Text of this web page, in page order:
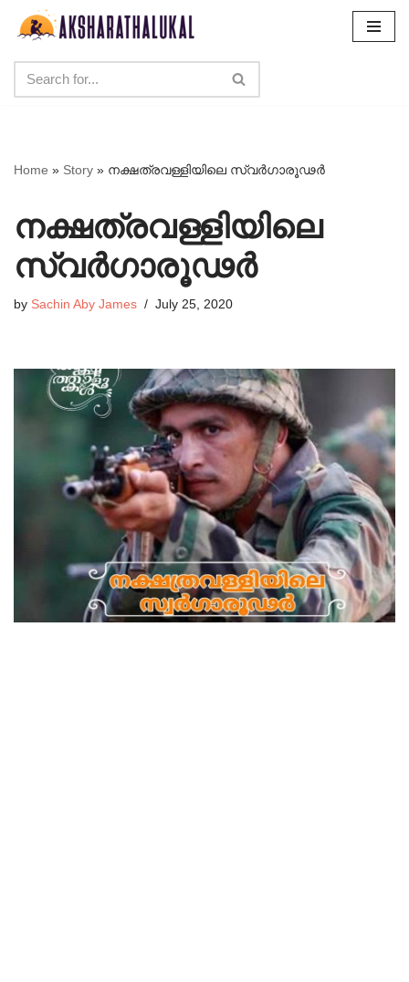
content
Home » Story » നക്ഷത്രവള്ളിയിലെ സ്വർഗാരൂഢർ
നക്ഷത്രവള്ളിയിലെ
സ്വർഗാരൂഢർ
by Sachin Aby James July 25, 2020